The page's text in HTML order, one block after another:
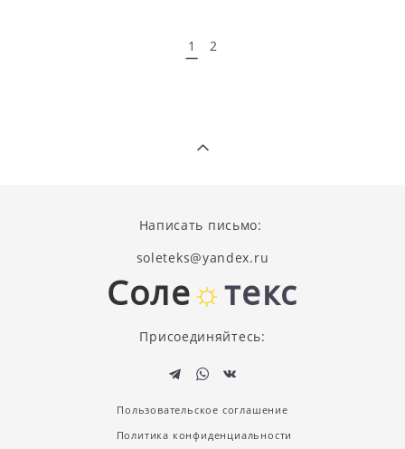
1 2
Написать письмо:
soleteks@yandex.ru
Соле☼текс
Присоединяйтесь:
Пользовательское соглашение
Политика конфиденциальности